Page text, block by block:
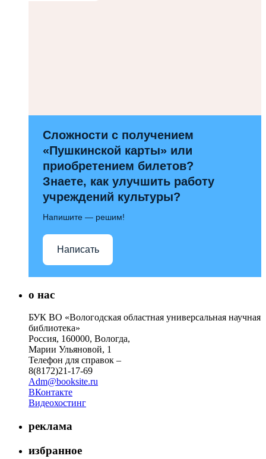
Сложности с получением
«Пушкинской карты» или
приобретением билетов?
Знаете, как улучшить работу
учреждений культуры?
Напишите — решим!
Написать
о нас
БУК ВО «Вологодская областная универсальная научная
библиотека»
Россия, 160000, Вологда,
Марии Ульяновой, 1
Телефон для справок –
8(8172)21-17-69
Adm@booksite.ru
ВКонтакте
Видеохостинг
реклама
избранное